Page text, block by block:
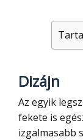
Dizájn
Az egyik legszebb Redmi telefonról van szó, még a
fekete is
izgalmasabb